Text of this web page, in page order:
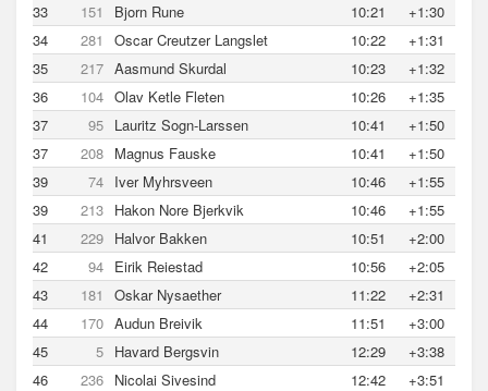
33
151 Bjorn Rune 10:21
+1:30
34
281 Oscar Creutzer Langslet 10:22
+1:31
35
217 Aasmund Skurdal 10:23
+1:32
36
104 Olav Ketle Fleten 10:26
+1:35
37
95 Lauritz Sogn-Larssen 10:41
+1:50
37
208 Magnus Fauske 10:41
+1:50
39
74 Iver Myhrsveen 10:46
+1:55
39
213 Hakon Nore Bjerkvik 10:46
+1:55
41
229 Halvor Bakken 10:51
+2:00
42
94 Eirik Reiestad 10:56
+2:05
43
181 Oskar Nysaether 11:22
+2:31
44
170 Audun Breivik 11:51
+3:00
45
5 Havard Bergsvin 12:29
+3:38
46
236 Nicolai Sivesind 12:42 +3:51